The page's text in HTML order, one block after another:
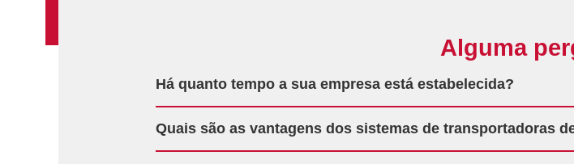
Alguma
Há quanto tempo a sua empresa está estabelecida?
Quais são as vantagens dos sistemas de transportadoras